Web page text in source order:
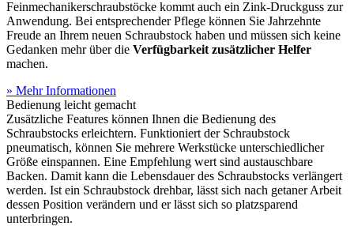
Feinmechanikerschraubstöcke kommt auch ein Zink-Druckguss zur
Anwendung. Bei entsprechender Pflege können Sie Jahrzehnte
Freude an Ihrem neuen Schraubstock haben und müssen sich keine
Gedanken mehr über die Verfügbarkeit zusätzlicher Helfer
machen.
» Mehr Informationen
Bedienung leicht gemacht
Zusätzliche Features können Ihnen die Bedienung des
Schraubstocks erleichtern. Funktioniert der Schraubstock
pneumatisch, können Sie mehrere Werkstücke unterschiedlicher
Größe einspannen. Eine Empfehlung wert sind austauschbare
Backen. Damit kann die Lebensdauer des Schraubstocks verlängert
werden. Ist ein Schraubstock drehbar, lässt sich nach getaner Arbeit
dessen Position verändern und er lässt sich so platzsparend
unterbringen.